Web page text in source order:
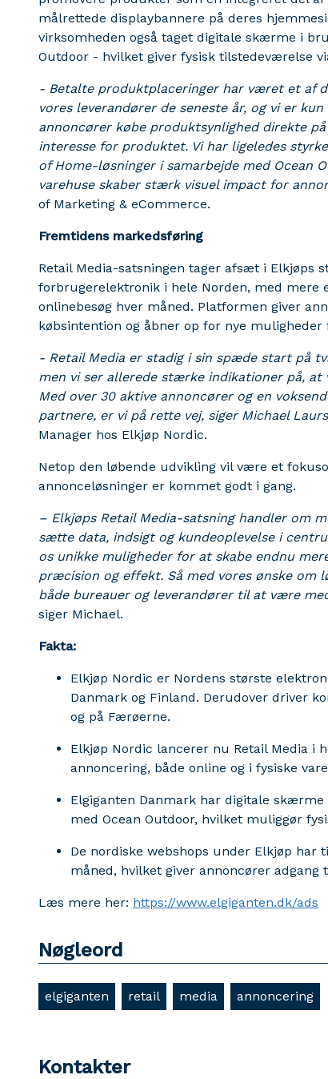
målrettede displaybannere på deres
virksomheden også taget digitale skærme i
Outdoor - hvilket giver fysisk tilstedeværelse
- Betalte produktplaceringer har været et af
vores leverandører de seneste år, og vi er
annoncører købe produktsynlighed direkte på
interesse for produktet. Vi har ligeledes
of Home-løsninger i samarbejde med Ocean
varehuse skaber stærk visuel impact for
of Marketing & eCommerce.
Fremtidens markedsføring
Retail Media-satsningen tager afsæt i Elkjøps
forbrugerelektronik i hele Norden, med mere
onlinebesøg hver måned. Platformen giver
købsintention og åbner op for nye
- Retail Media er stadig i sin spæde start på
men vi ser allerede stærke indikationer på, at
Med over 30 aktive annoncører og en
partnere, er vi på rette vej, siger Michael
Manager hos Elkjøp Nordic.
Netop den løbende udvikling vil være et
annonceløsninger er kommet godt i gang.
– Elkjøps Retail Media-satsning handler om
sætte data, indsigt og kundeoplevelse i
os unikke muligheder for at skabe endnu
præcision og effekt. Så med vores ønske om
både bureauer og leverandører til at være
siger Michael.
Fakta:
Elkjøp Nordic er Nordens største
Danmark og Finland. Derudover driver
og på Færøerne.
Elkjøp Nordic lancerer nu Retail Media i
annoncering, både online og i fysiske
Elgiganten Danmark har digitale
med Ocean Outdoor, hvilket muliggør
De nordiske webshops under Elkjøp har
måned, hvilket giver annoncører
Læs mere her: https://www.elgiganten.dk/ads
Nøgleord
elgiganten retail media annoncering
Kontakter